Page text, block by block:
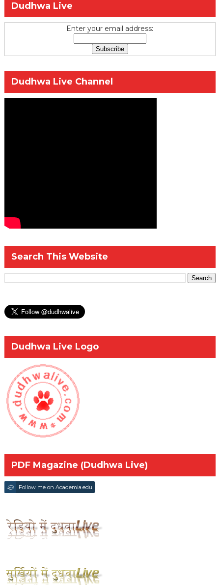
Dudhwa Live
Enter your email address:
Dudhwa Live Channel
Search This Website
Dudhwa Live Logo
PDF Magazine (Dudhwa Live)
Follow me on Academia.edu